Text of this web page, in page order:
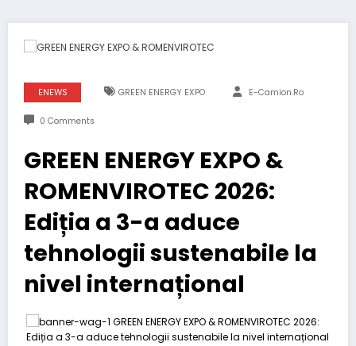
ENEWS GREEN ENERGY EXPO E-Camion.ro
0 Comments
GREEN ENERGY EXPO &
ROMENVIROTEC 2026:
Ediția a 3-a aduce
tehnologii sustenabile la
nivel internațional